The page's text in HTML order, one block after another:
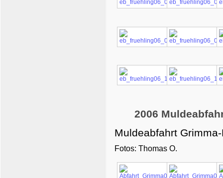
2006
Muldeabfahrt
Fotos: Thomas O.